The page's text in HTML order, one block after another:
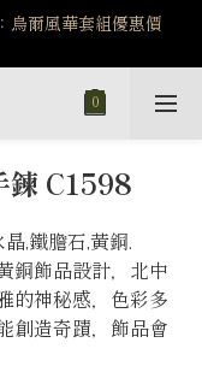
烏爾風華套組優惠價
烏爾風華套組優惠價
鍊 X 戒指 X 手鍊 享福
上飾品的奇幻之旅
鍊 C1598
,鐵膽石,黃銅.
銅飾品設計，北中
的神秘感，色彩多
創造奇蹟，飾品會